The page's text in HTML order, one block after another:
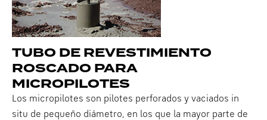
TUBO DE REVESTIMIENTO
ROSCADO PARA
MICROPILOTES
Los micropilotes son pilotes perforados y vaciados in
situ de pequeño diámetro, en los que la mayor parte de